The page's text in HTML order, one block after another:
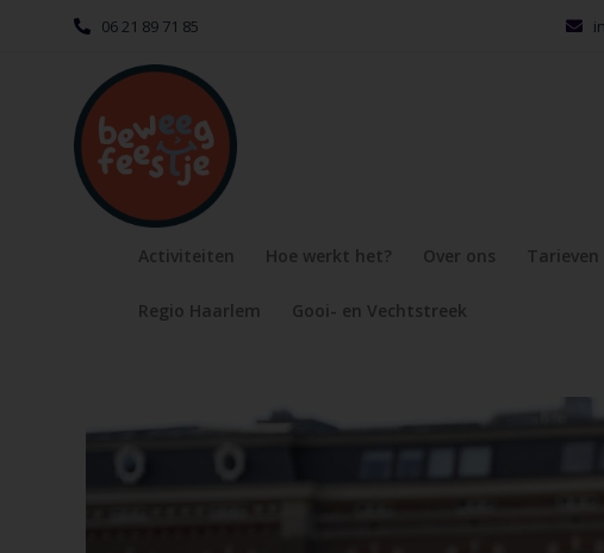
06 21 89 71 85
Activiteiten Hoe werkt het? Over ons Tarieven
Regio Haarlem Gooi- en Vechtstreek